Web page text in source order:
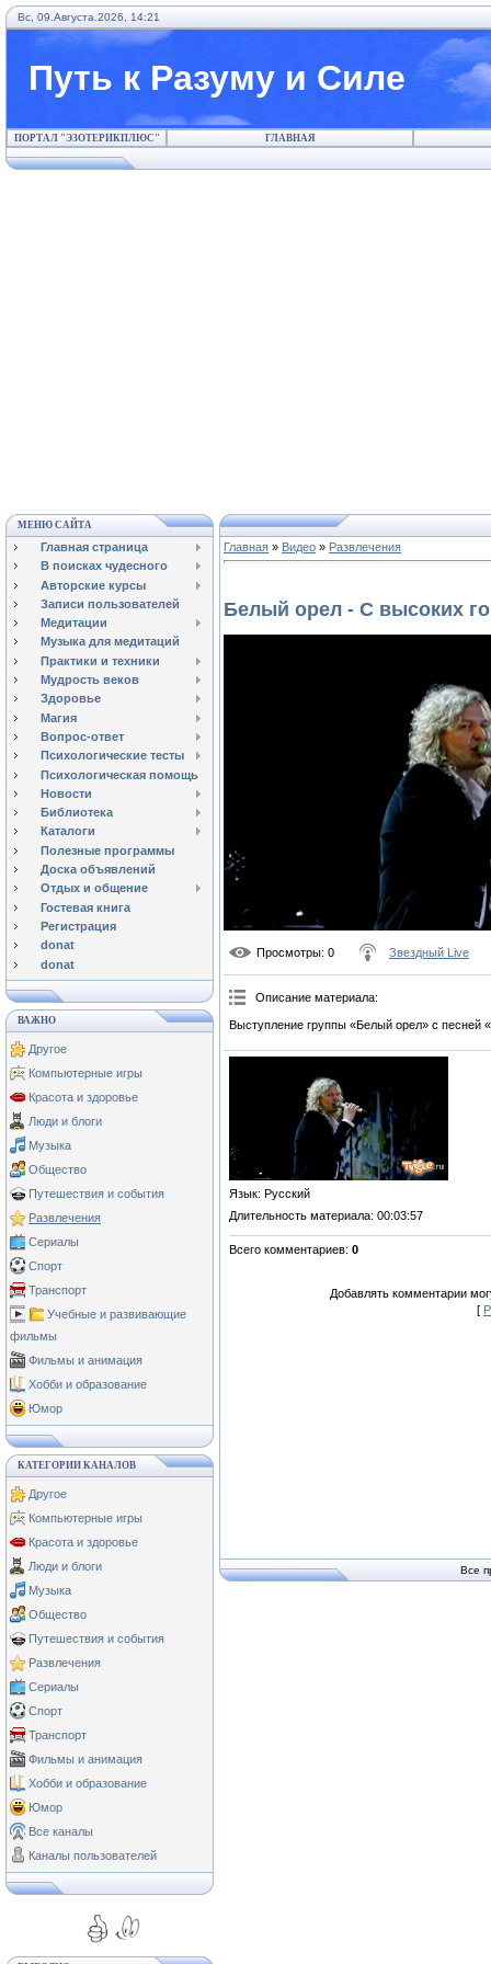
Вс, 09.Августа.2026, 14:21
Путь к Разуму и Силе
ПОРТАЛ "ЭЗОТЕРИКПЛЮС" ГЛАВНАЯ
МЕНЮ САЙТА
Главная страница
В поисках чудесного
Авторские курсы
Записи пользователей
Медитации
Музыка для медитаций
Практики и техники
Мудрость веков
Здоровье
Магия
Вопрос-ответ
Психологические тесты
Психологическая помощь
Новости
Библиотека
Каталоги
Полезные программы
Доска объявлений
Отдых и общение
Гостевая книга
Регистрация
donat
donat
ВАЖНО
Другое
Компьютерные игры
Красота и здоровье
Люди и блоги
Музыка
Общество
Путешествия и события
Развлечения
Сериалы
Спорт
Транспорт
Учебные и развивающие
фильмы
Фильмы и анимация
Хобби и образование
Юмор
КАТЕГОРИИ КАНАЛОВ
Другое
Компьютерные игры
Красота и здоровье
Люди и блоги
Музыка
Общество
Путешествия и события
Развлечения
Сериалы
Спорт
Транспорт
Фильмы и анимация
Хобби и образование
Юмор
Все каналы
Каналы пользователей
Главная » Видео » Развлечения
Белый орел - С высоких
Просмотры: 0 Звездный Live
Описание материала:
Выступление группы «Белый орел» с песней
Язык: Русский
Длительность материала: 00:03:57
Всего комментариев: 0
Добавлять комментарии
[
Все